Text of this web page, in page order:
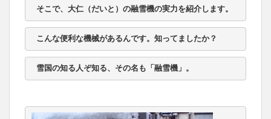
そこで、大仁（だいと）の融雪機の実力を紹介します。
こんな便利な機械があるんです。知ってましたか？
雪国の知る人ぞ知る、その名も「融雪機」。